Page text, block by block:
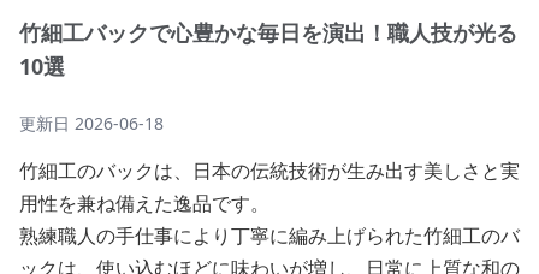
竹細工バックで心豊かな毎日を演出！職人技が光る
10選
更新日 2026-06-18
竹細工のバックは、日本の伝統技術が生み出す美しさと実
用性を兼ね備えた逸品です。
熟練職人の手仕事により丁寧に編み上げられた竹細工のバ
ックは、使い込むほどに味わいが増し、日常に上質な和の